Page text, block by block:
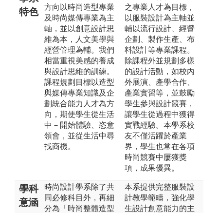
特色
方向以時尚造型專業
及時尚媒傳專業為主
軸，並以創意設計思
維為本，人文美學與
經營管理為輔。我們
相當重視美感的養成
與設計思維的訓練。
課程規劃目標以造型
與媒傳專業知識及企
劃統合能力人才為方
向，期使學生從生活
中－開始體驗、恣意
領會，並從生活中尋
找商機。
之專業人才為目標，
以服裝設計為主軸並
輔以流行設計、經營
企劃、製作生產、布
料設計等專業課程。
除課程外並規劃多樣
的設計活動，如校內
外展演、產學合作、
產業實習等，並鼓勵
學生參與設計競賽，
讓學生從過程中獲得
實戰經驗。本學系校
友不僅活躍於產業
界，學生也常在各項
時尚競賽中屢獲獎
項，成果優異。
學科
意涵
時尚設計學系除了共
同必修科目外，再細
分為「時尚整體造型
本系提供完整服裝設
計教學範疇，強化學
生設計創意能力的主